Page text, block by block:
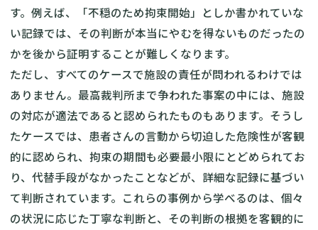
す。例えば、「不穏のため拘束開始」としか書かれていな
い記録では、その判断が本当にやむを得ないものだったの
かを後から証明することが難しくなります。
ただし、すべてのケースで施設の責任が問われるわけでは
ありません。最高裁判所まで争われた事案の中には、施設
の対応が適法であると認められたものもあります。そうし
たケースでは、患者さんの言動から切迫した危険性が客観
的に認められ、拘束の期間も必要最小限にとどめられてお
り、代替手段がなかったことなどが、詳細な記録に基づい
て判断されています。これらの事例から学べるのは、個々
の状況に応じた丁寧な判断と、その判断の根拠を客観的に